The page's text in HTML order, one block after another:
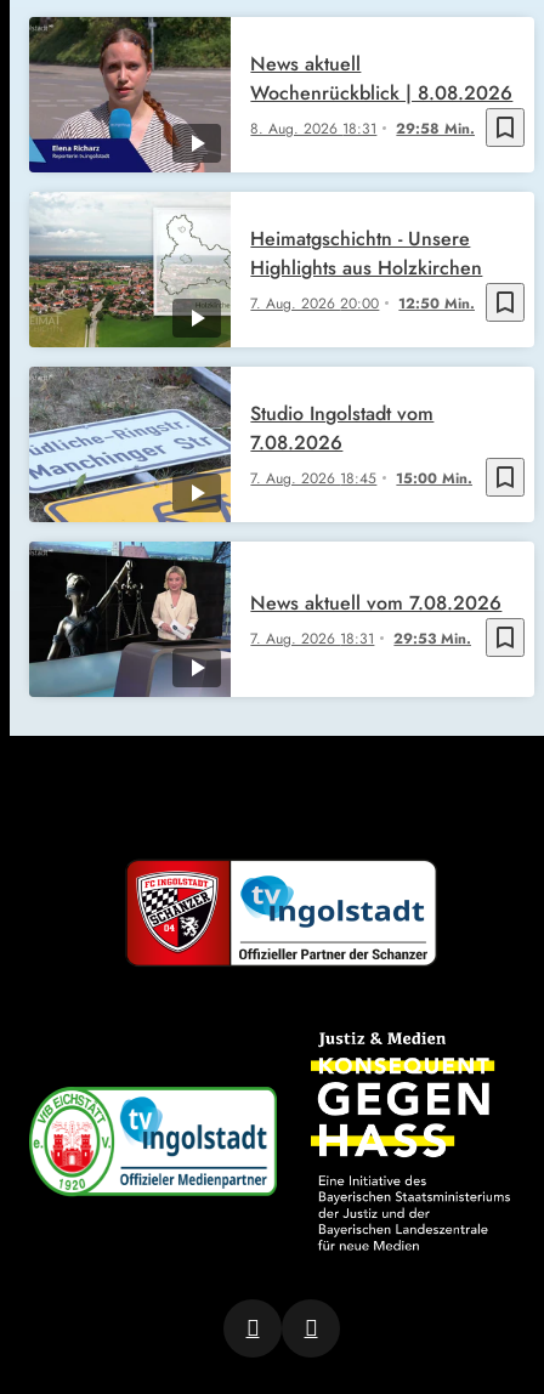
bookmark_border
8. Aug. 2026 18:31 29:58 Min.
News aktuell
Wochenrückblick | 8.08.2026
bookmark_border
7. Aug. 202620:00 12:50 Min.
Heimatgschichtn - Unsere
Highlights aus Holzkirchen
bookmark_border
7. Aug. 2026 18:45 15:00 Min.
Studio Ingolstadt vom
7.08.2026
bookmark_border
7. Aug. 2026 18:31 29:53 Min.
News aktuell vom 7.08.2026